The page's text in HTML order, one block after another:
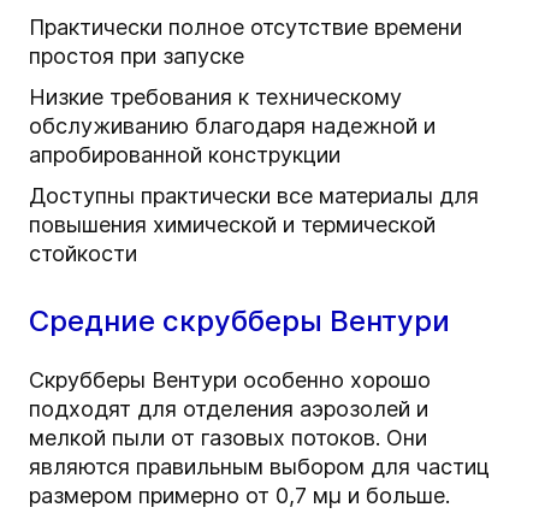
Практически полное отсутствие времени
простоя при запуске
Низкие требования к техническому
обслуживанию благодаря надежной и
апробированной конструкции
Доступны практически все материалы для
повышения химической и термической
стойкости
Средние скрубберы Вентури
Скрубберы Вентури особенно хорошо
подходят для отделения аэрозолей и
мелкой пыли от газовых потоков. Они
являются правильным выбором для частиц
размером примерно от 0,7 мµ и больше.